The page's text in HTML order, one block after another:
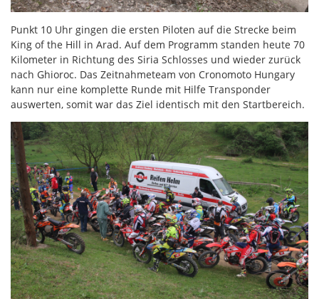
Punkt 10 Uhr gingen die ersten Piloten auf die Strecke beim
King of the Hill in Arad. Auf dem Programm standen heute 70
Kilometer in Richtung des Siria Schlosses und wieder zurück
nach Ghioroc. Das Zeitnahmeteam von Cronomoto Hungary
kann nur eine komplette Runde mit Hilfe Transponder
auswerten, somit war das Ziel identisch mit den Startbereich.